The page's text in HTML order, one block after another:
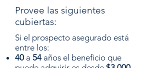
Provee las siguientes
cubiertas:
Si el prospecto asegurado está
entre los:
40 a 54años el beneficio que